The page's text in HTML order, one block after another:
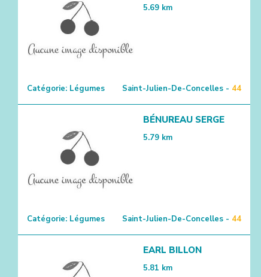
5.69 km
Catégorie: Légumes Saint-Julien-De-Concelles - 44
BÉNUREAU SERGE
5.79 km
Catégorie: Légumes Saint-Julien-De-Concelles - 44
EARL BILLON
5.81 km